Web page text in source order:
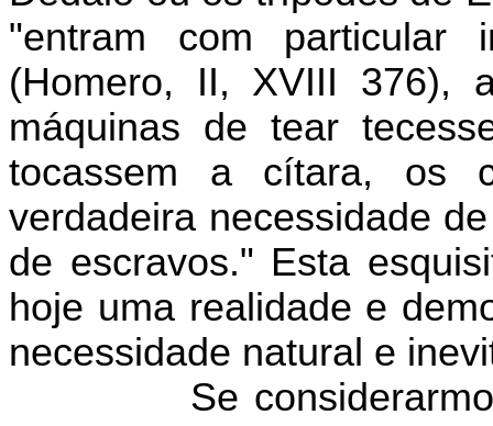
"entram com particular
(Homero, II, XVIII 376),
máquinas de tear
tocassem a cítara, os
verdadeira necessidade
de escravos." Esta
hoje uma realidade e
necessidade natural e
Se